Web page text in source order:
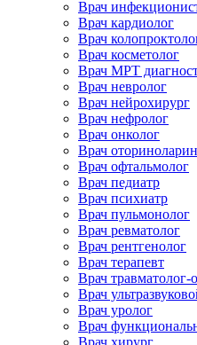
Врач
Врач кардиолог
Врач
Врач косметолог
Врач МРТ
Врач невролог
Врач нейрохирург
Врач нефролог
Врач онколог
Врач
Врач офтальмолог
Врач педиатр
Врач психиатр
Врач пульмонолог
Врач ревматолог
Врач рентгенолог
Врач терапевт
Врач травматолог-
Врач
Врач уролог
Врач
Врач хирург